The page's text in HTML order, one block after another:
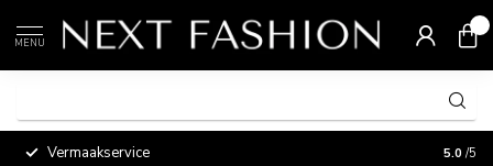
MENU
Vermaakservice 5.0 /5